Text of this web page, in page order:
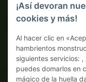
Pago por
¡Así devoran
cookies y más!
Al hacer clic en
hambrientos
siguientes servicios:
puedes domarlos en
mágico de la huella